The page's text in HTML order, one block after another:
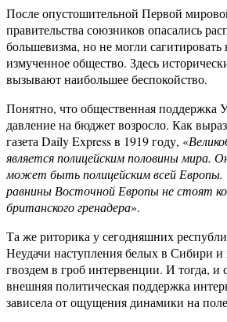
После опустошительной Первой
правительства союзников опасались
большевизма, но не могли сагитировать
измученное общество. Здесь
вызывают наибольшее беспокойство.
Понятно, что общественная поддержка
давление на бюджет возросло. Как
газета Daily Express в 1919 году, «
является полицейским половины мира.
может быть полицейским всей
равнины Восточной Европы не стоят
британского гренадера».
Та же риторика у сегодняшних
Неудачи наступления белых в Сибири и
гвоздем в гроб интервенции. И тогда, и
внешняя политическая поддержка
зависела от ощущения динамики на